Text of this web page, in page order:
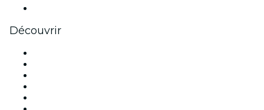
Découvrir